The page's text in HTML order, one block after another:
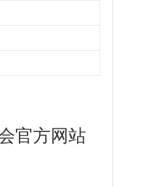
官方网站